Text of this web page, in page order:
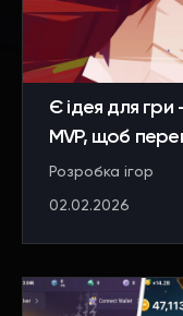
Є ідея для гри
MVP, щоб
Розробка ігор
02.02.2026